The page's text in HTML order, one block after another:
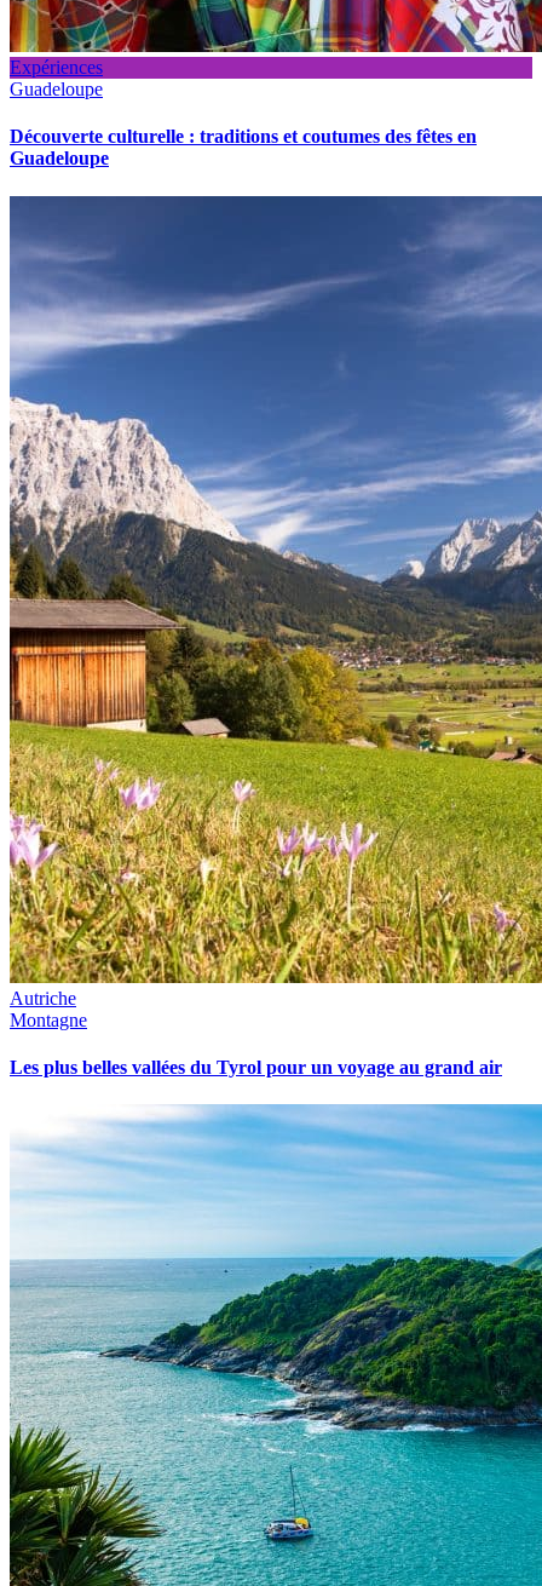
Expériences
Guadeloupe
Découverte culturelle : traditions et coutumes des fêtes en
Guadeloupe
Autriche
Montagne
Les plus belles vallées du Tyrol pour un voyage au grand air